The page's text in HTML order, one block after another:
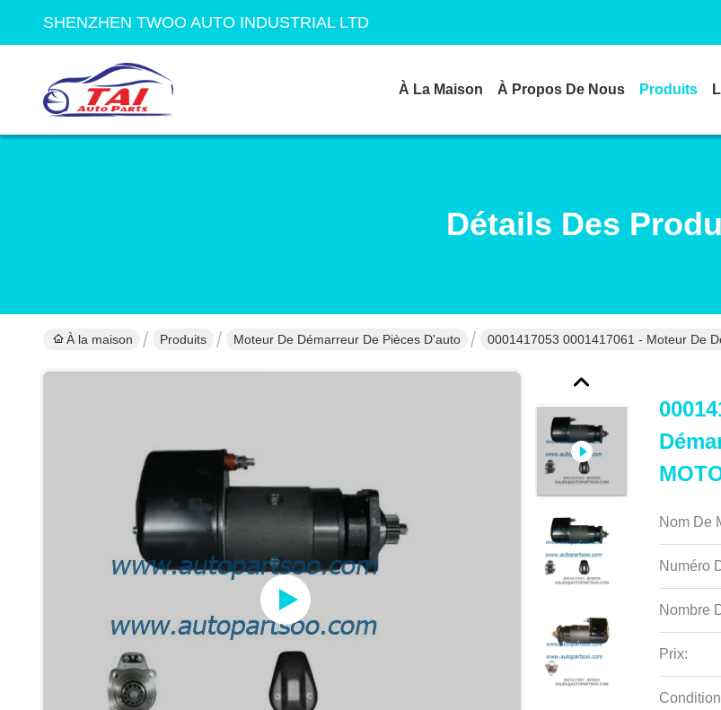
SHENZHEN TWOO AUTO INDUSTRIAL LTD
À La Maison À Propos De Nous Produits
Détails Des
À la maison Produits Moteur De Démarreur De Pièces D'auto 0001417053 0001417061 - Moteur De
Nom De
Numéro
Nombre
Prix: